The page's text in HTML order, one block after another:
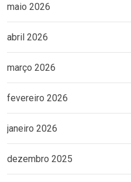
maio 2026
abril 2026
março 2026
fevereiro 2026
janeiro 2026
dezembro 2025